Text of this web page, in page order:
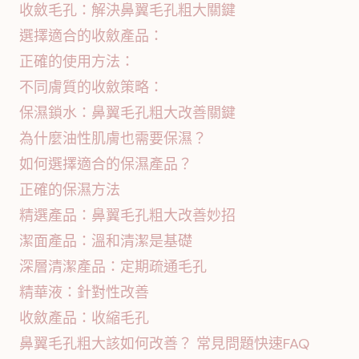
收斂毛孔：解決鼻翼毛孔粗大關鍵
選擇適合的收斂產品：
正確的使用方法：
不同膚質的收斂策略：
保濕鎖水：鼻翼毛孔粗大改善關鍵
為什麼油性肌膚也需要保濕？
如何選擇適合的保濕產品？
正確的保濕方法
精選產品：鼻翼毛孔粗大改善妙招
潔面產品：溫和清潔是基礎
深層清潔產品：定期疏通毛孔
精華液：針對性改善
收斂產品：收縮毛孔
鼻翼毛孔粗大該如何改善？ 常見問題快速FAQ